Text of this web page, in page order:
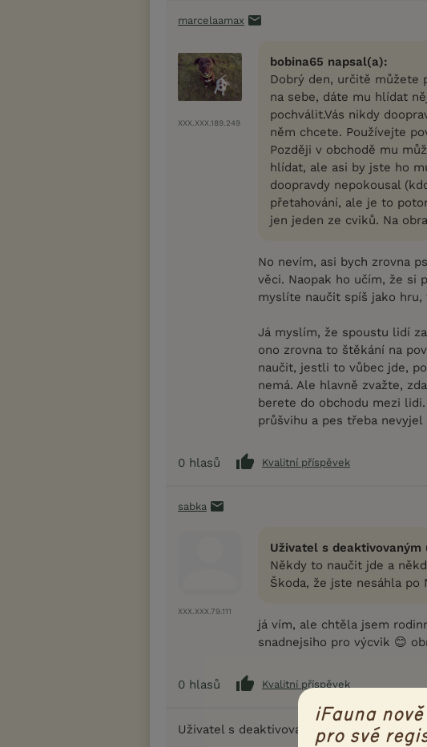
marcelaamax
XXX.XXX.189.249
bobina65 napsal(a):
Dobrý den, určitě můžete
na sebe, dáte mu hlídat
pochválit.Vás nikdy
něm chcete. Používejte
Později v obchodě mu
hlídat, ale asi by jste ho
doopravdy nepokousal
přetahování, ale je to
jen jeden ze cviků. Na
No nevím, asi bych zrovna
věci. Naopak ho učím, že si
myslíte naučit spíš jako
Já myslím, že spoustu lidí
ono zrovna to štěkání na
naučit, jestli to vůbec jde,
nemá. Ale hlavně zvažte,
berete do obchodu mezi
průšvihu a pes třeba
0 hlasů Kvalitní příspěvek
sabka
XXX.XXX.79.111
Uživatel s deaktivovaným
Někdy to naučit jde a
Škoda, že jste nesáhla po
já vím, ale chtěla jsem
snadnejsiho pro výcvik 😊
0 hlasů Kvalitní příspěvek
Uživatel s deaktivovaným účtem
iFauna
pro své